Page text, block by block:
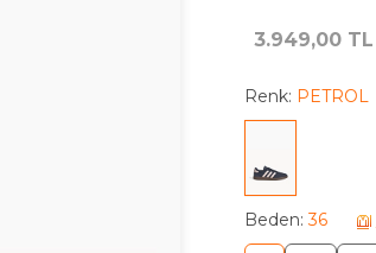
3.949,00 TL
Renk: PETROL
Beden:36